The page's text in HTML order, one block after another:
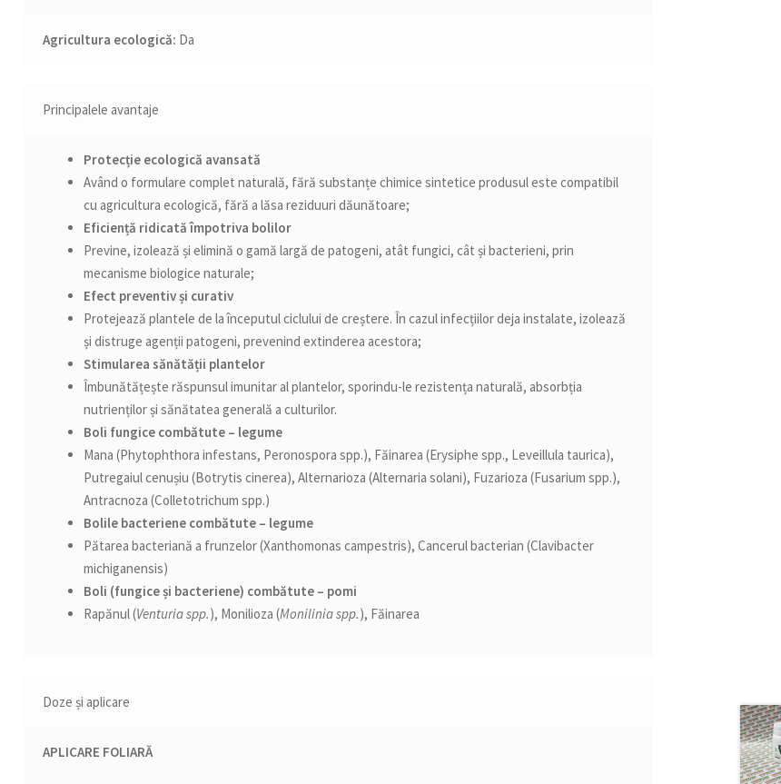
Agricultura ecologică: Da
Principalele avantaje
Protecție ecologică avansată
Având o formulare complet naturală, fără substanțe chimice sintetice produsul este compatibil
cu agricultura ecologică, fără a lăsa reziduuri dăunătoare;
Eficiență ridicată împotriva bolilor
Previne, izolează și elimină o gamă largă de patogeni, atât fungici, cât și bacterieni, prin
mecanisme biologice naturale;
Efect preventiv și curativ
Protejează plantele de la începutul ciclului de creștere. În cazul infecțiilor deja instalate, izolează
și distruge agenții patogeni, prevenind extinderea acestora;
Stimularea sănătății plantelor
Îmbunătățește răspunsul imunitar al plantelor, sporindu-le rezistența naturală, absorbția
nutrienților și sănătatea generală a culturilor.
Boli fungice combătute – legume
Mana (Phytophthora infestans, Peronospora spp.), Făinarea (Erysiphe spp., Leveillula taurica),
Putregaiul cenușiu (Botrytis cinerea), Alternarioza (Alternaria solani), Fuzarioza (Fusarium spp.),
Antracnoza (Colletotrichum spp.)
Bolile bacteriene combătute – legume
Pătarea bacteriană a frunzelor (Xanthomonas campestris), Cancerul bacterian (Clavibacter
michiganensis)
Boli (fungice și bacteriene) combătute – pomi
Rapănul (Venturia spp.), Monilioza (Monilinia spp.), Făinarea
Doze și aplicare
APLICARE FOLIARĂ